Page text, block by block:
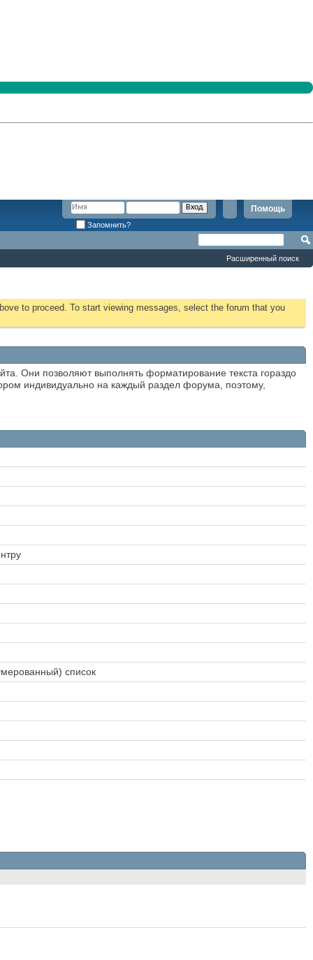
Помощь
Запомнить?
Расширенный поиск
to proceed. To start viewing messages, select the forum that you
Они позволяют выполнять форматирование текста гораздо
индивидуально на каждый раздел форума, поэтому,
список